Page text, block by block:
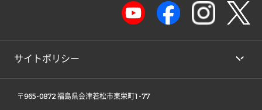
サイトポリシー
〒965-0872 福島県会津若松市東栄町1-77